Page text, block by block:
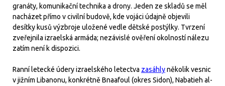
granáty, komunikační technika a drony. Jeden ze skladů se měl
nacházet přímo v civilní budově, kde vojáci údajně objevili
desítky kusů výzbroje uložené vedle dětské postýlky. Tvrzení
zveřejnila izraelská armáda; nezávislé ověření okolností nálezu
zatím není k dispozici.
Ranní letecké údery izraelského letectva zasáhlyněkolik vesnic
v jižním Libanonu, konkrétně Bnaafoul (okres Sidon), Nabatieh al-